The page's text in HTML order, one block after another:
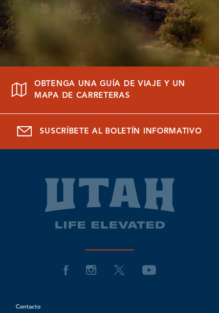
OBTENGA UNA GUÍA DE VIAJE Y UN
MAPA DE CARRETERAS
SUSCRÍBETE AL BOLETÍN INFORMATIVO
Contacto